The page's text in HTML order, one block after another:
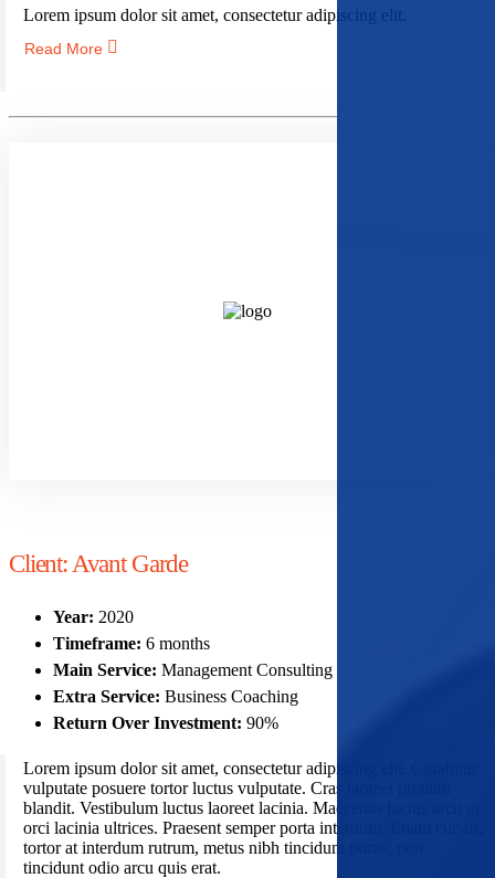
Lorem ipsum dolor sit amet, consectetur adipiscing elit.
Read More
Client:Avant Garde
Year: 2020
Timeframe: 6 months
Main Service: Management Consulting
Extra Service: Business Coaching
Return Over Investment: 90%
Lorem ipsum dolor sit amet, consectetur adipiscing elit. Curabitur
vulputate posuere tortor luctus vulputate. Cras laoreet pretium
blandit. Vestibulum luctus laoreet lacinia. Maecenas luctus arcu ut
orci lacinia ultrices. Praesent semper porta interdum. Etiam cursus,
tortor at interdum rutrum, metus nibh tincidunt purus, non
tincidunt odio arcu quis erat.